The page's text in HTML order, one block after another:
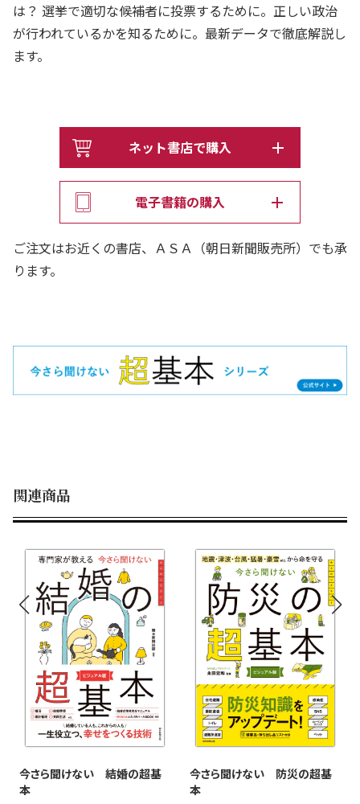
は？ 選挙で適切な候補者に投票するために。正しい政治
が行われているかを知るために。最新データで徹底解説し
ます。
ネット書店で購入
電子書籍の購入
ご注文はお近くの書店、ＡＳＡ（朝日新聞販売所）でも承
ります。
関連商品
今さら聞けない 結婚の超基
本
今さら聞けない 防災の超基
本